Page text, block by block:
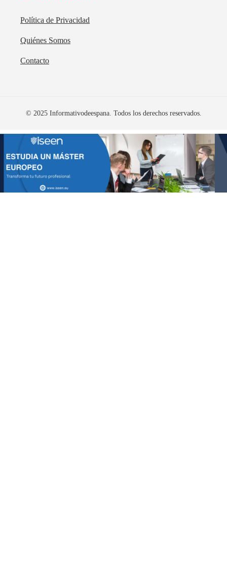
Política de Privacidad
Quiénes Somos
Contacto
© 2025 Informativodeespana. Todos los derechos reservados.